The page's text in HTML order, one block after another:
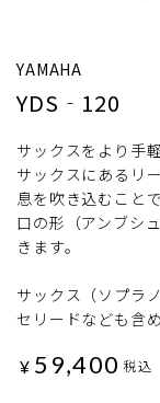
YAMAHA
YDS‐120
サックスをより手
サックスにあるリ
息を吹き込むこと
口の形（アンブシ
きます。
サックス（ソプラ
セリードなども含
¥ 59,400 税込